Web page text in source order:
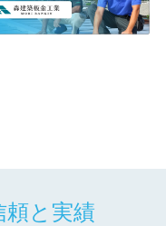
頼と実績